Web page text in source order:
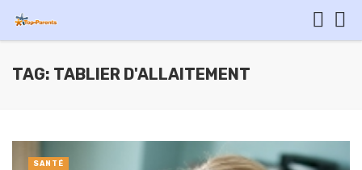
TAG: TABLIER D'ALLAITEMENT
SANTÉ